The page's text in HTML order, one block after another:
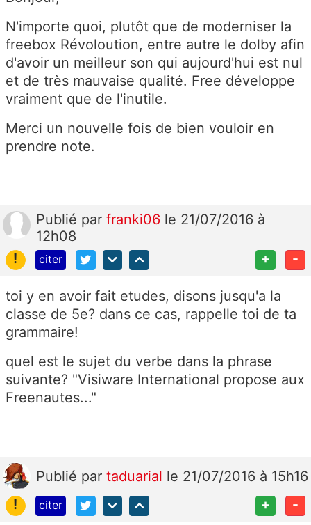
N'importe quoi, plutôt que de moderniser la
freebox Révoloution, entre autre le dolby afin
d'avoir un meilleur son qui aujourd'hui est nul
et de très mauvaise qualité. Free développe
vraiment que de l'inutile.
Merci un nouvelle fois de bien vouloir en
prendre note.
Publié par franki06 le 21/07/2016 à
12h08
!
citer + -
toi y en avoir fait etudes, disons jusqu'a la
classe de 5e? dans ce cas, rappelle toi de ta
grammaire!
quel est le sujet du verbe dans la phrase
suivante? "Visiware International propose aux
Freenautes..."
Publié par taduarial le 21/07/2016 à 15h16
!
citer + -